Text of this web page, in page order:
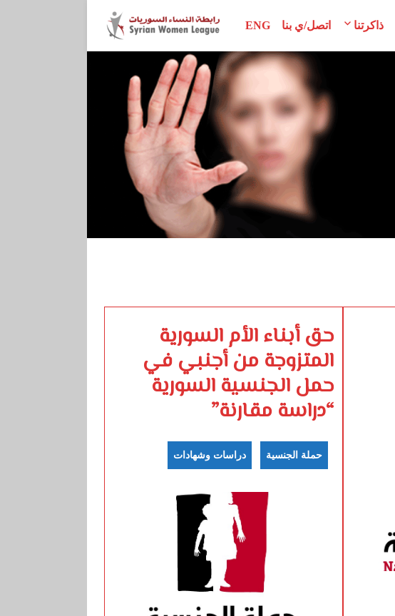
محور الأبحاث
محور المناصرة
محور سيداو
محور القرار 1325
محور الدستور
اتفاقيات وإعلانات
تقارير ودراسات
أدلة تدريبية
مراجع أخرى
ذاكرتنا
إصدارات الرابطة
نساء رائدات
اتصل/ي بنا ENG
حق أبناء الأم السورية
المتزوجة من أجنبي في
حمل الجنسية السورية
“دراسة مقارنة”
حملة الجنسية دراسات وشهادات